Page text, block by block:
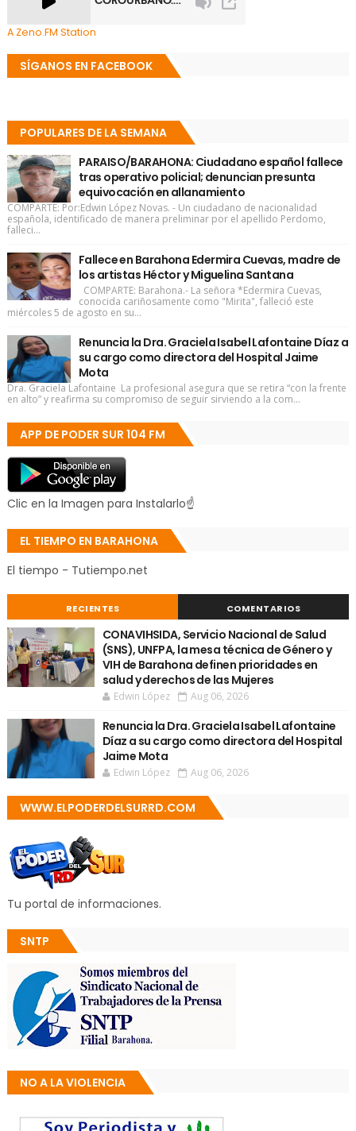
A Zeno.FM Station
SÍGANOS EN FACEBOOK
POPULARES DE LA SEMANA
PARAISO/BARAHONA: Ciudadano español fallece
tras operativo policial; denuncian presunta
equivocación en allanamiento
COMPARTE: Por:Edwin López Novas. - Un ciudadano de nacionalidad
española, identificado de manera preliminar por el apellido Perdomo,
falleci...
Fallece en Barahona Edermira Cuevas, madre de
los artistas Héctor y Miguelina Santana
COMPARTE: Barahona.- La señora *Edermira Cuevas,
conocida cariñosamente como "Mirita", falleció este
miércoles 5 de agosto en su...
Renuncia la Dra. Graciela Isabel Lafontaine Díaz a
su cargo como directora del Hospital Jaime
Mota
Dra. Graciela Lafontaine La profesional asegura que se retira “con la frente
en alto” y reafirma su compromiso de seguir sirviendo a la com...
APP DE PODER SUR 104 FM
Clic en la Imagen para Instalarlo☝
EL TIEMPO EN BARAHONA
El tiempo - Tutiempo.net
RECIENTES COMENTARIOS
CONAVIHSIDA, Servicio Nacional de Salud
(SNS), UNFPA, la mesa técnica de Género y
VIH de Barahona definen prioridades en
salud y derechos de las Mujeres
Edwin López Aug 06, 2026
Renuncia la Dra. Graciela Isabel Lafontaine
Díaz a su cargo como directora del Hospital
Jaime Mota
Edwin López Aug 06, 2026
WWW.ELPODERDELSURRD.COM
Tu portal de informaciones.
SNTP
NO A LA VIOLENCIA